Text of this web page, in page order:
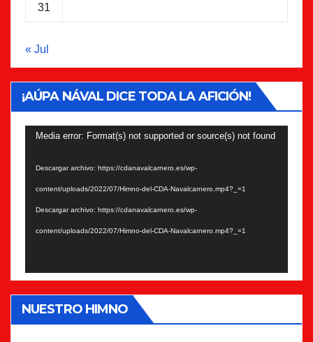
31
« Jul
¡AÚPA NÁVAL DICE TODA LA AFICIÓN!
Reproductor
Media error: Format(s) not supported or source(s) not found
Descargar archivo: https://cdanavalcarnero.es/wp-
content/uploads/2022/07/Himno-del-CDA-Navalcarnero.mp4?_=1
Descargar archivo: https://cdanavalcarnero.es/wp-
content/uploads/2022/07/Himno-del-CDA-Navalcarnero.mp4?_=1
NUESTRO HIMNO